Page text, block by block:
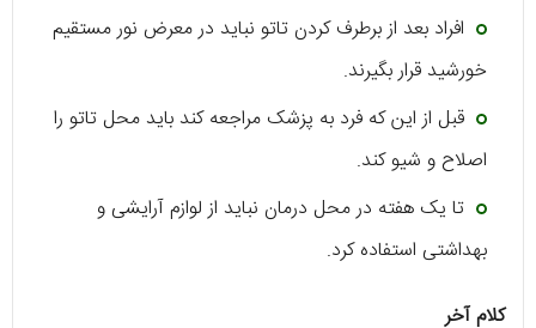
افراد بعد از برطرف کردن تاتو نباید در معرض نور مستقیم
خورشید قرار بگیرند.
قبل از این که فرد به پزشک مراجعه کند باید محل تاتو را
اصلاح و شیو کند.
تا یک هفته در محل درمان نباید از لوازم آرایشی و
بهداشتی استفاده کرد.
کلام آخر